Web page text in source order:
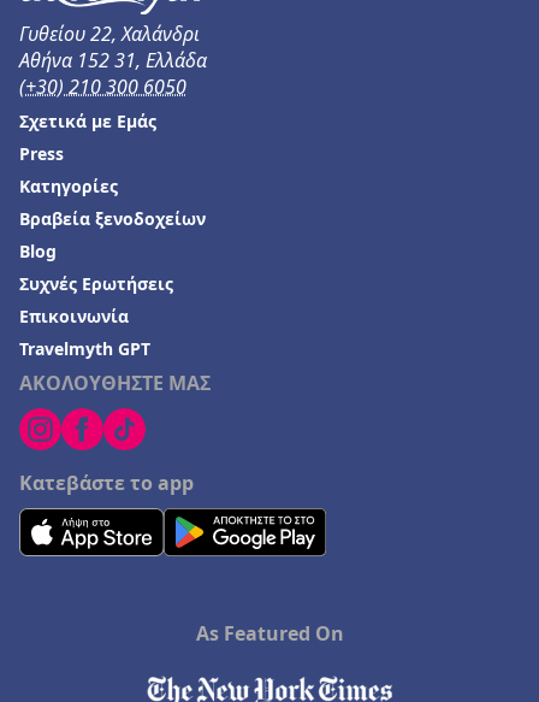
Γυθείου 22, Χαλάνδρι
Αθήνα 152 31, Ελλάδα
(+30) 210 300 6050
ΑΚΟΛΟΥΘΗΣΤΕ ΜΑΣ
Κατεβάστε το app
Σχετικά με Εμάς
Press
Κατηγορίες
Βραβεία ξενοδοχείων
Blog
Συχνές Ερωτήσεις
Επικοινωνία
Travelmyth GPT
As Featured On